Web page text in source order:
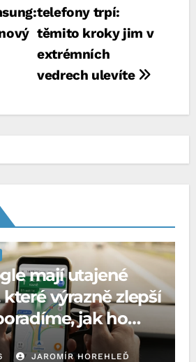
telefony trpí:
těmito kroky jim v
extrémních
vedrech ulevíte
mají utajené
výrazně zlepší
jak ho
JAROMÍR HOREHLEĎ